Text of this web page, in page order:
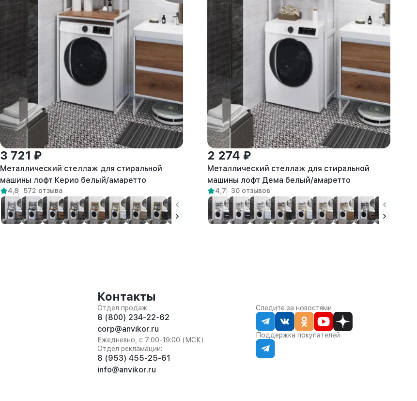
3 721 ₽
Металлический стеллаж для стиральной
машины лофт Керио белый/амаретто
4,8 572 отзыва
2 274 ₽
Металлический стеллаж для стиральной
машины лофт Дема белый/амаретто
4,7 30 отзывов
Контакты
Отдел продаж:
8 (800) 234-22-62
corp@anvikor.ru
Ежедневно, с 7:00-19:00 (МСК)
Отдел рекламации:
8 (953) 455-25-61
info@anvikor.ru
Следите за новостями
Поддержка покупателей